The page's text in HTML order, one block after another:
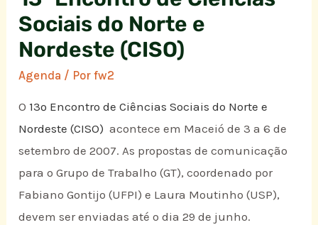
Sociais do Norte e
Nordeste (CISO)
Agenda / Porfw2
O 13º Encontro de Ciências Sociais do Norte e
Nordeste (CISO) acontece em Maceió de3 a 6 de
setembro de 2007. As propostas de comunicação
para o Grupo de Trabalho (GT), coordenado por
Fabiano Gontijo (UFPI) e Laura Moutinho (USP),
devem ser enviadas até o dia 29 de junho.